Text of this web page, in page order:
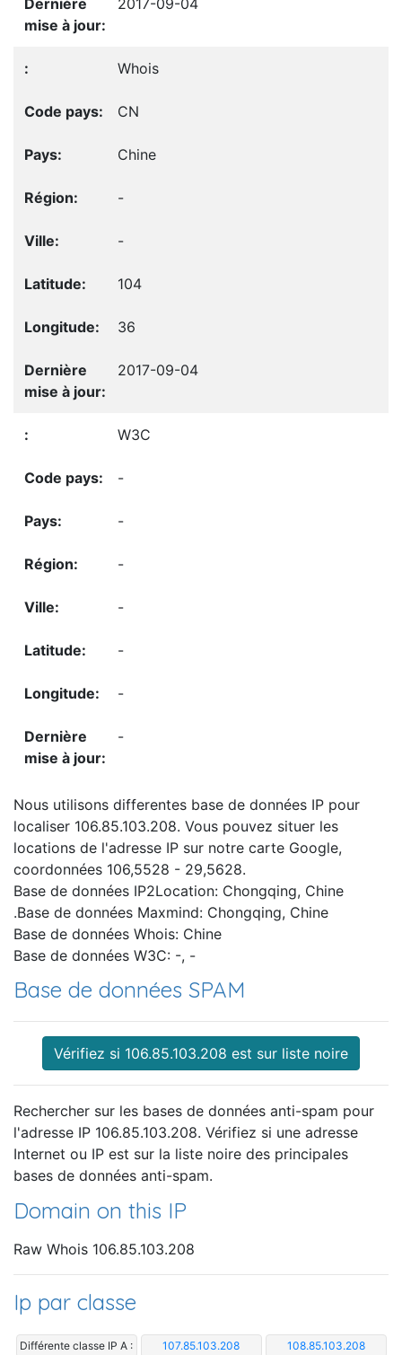
2017-09-04
Whois
CN
Chine
-
-
104
36
2017-09-04
W3C
-
-
-
-
-
-
-
Nous utilisons differentes base de données IP pour
localiser 106.85.103.208. Vous pouvez situer les
locations de l'adresse IP sur notre carte Google,
coordonnées 106,5528 - 29,5628.
Base de données IP2Location: Chongqing, Chine
.Base de données Maxmind: Chongqing, Chine
Base de données Whois: Chine
Base de données W3C: -, -
Base de données SPAM
Vérifiez si 106.85.103.208 est sur liste noire
Rechercher sur les bases de données anti-spam pour
l'adresse IP 106.85.103.208. Vérifiez si une adresse
Internet ou IP est sur la liste noire des principales
bases de données anti-spam.
Domain on this IP
Raw Whois 106.85.103.208
Ip par classe
Différente classe IP A : 107.85.103.208 108.85.103.208